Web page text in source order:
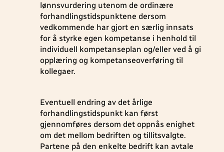
lønnsvurdering utenom de ordinære
forhandlingstidspunktene dersom
vedkommende har gjort en særlig innsats
for å styrke egen kompetanse i henhold til
individuell kompetanseplan og/eller ved å gi
opplæring og kompetanseoverføring til
kollegaer.
Eventuell endring av det årlige
forhandlingstidspunkt kan først
gjennomføres dersom det oppnås enighet
om det mellom bedriften og tillitsvalgte.
Partene på den enkelte bedrift kan avtale